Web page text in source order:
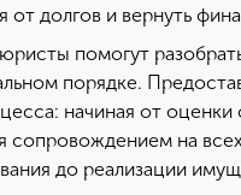
от долгов и вернуть
помогут
порядке.
начиная от
сопровождением на
до реализации